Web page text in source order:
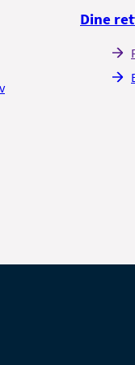
Dine